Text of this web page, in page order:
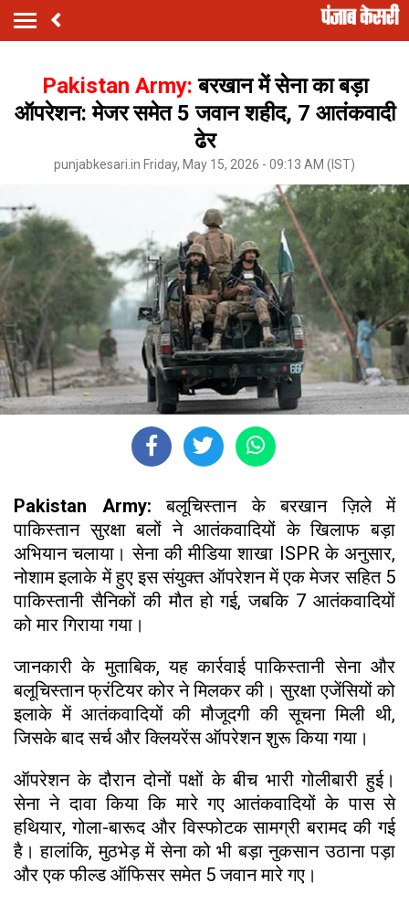
Pakistan Army:बरखान में सेना का बड़ा
ऑपरेशन: मेजर समेत 5 जवान शहीद, 7 आतंकवादी
ढेर
punjabkesari.in Friday, May 15, 2026 - 09:13 AM (IST)
Pakistan Army: बलूचिस्तान के बरखान ज़िले में
पाकिस्तान सुरक्षा बलों ने आतंकवादियों के खिलाफ बड़ा
अभियान चलाया। सेना की मीडिया शाखा ISPR के अनुसार,
नोशाम इलाके में हुए इस संयुक्त ऑपरेशन में एक मेजर सहित 5
पाकिस्तानी सैनिकों की मौत हो गई, जबकि 7 आतंकवादियों
को मार गिराया गया।
जानकारी के मुताबिक, यह कार्रवाई पाकिस्तानी सेना और
बलूचिस्तान फ्रंटियर कोर ने मिलकर की। सुरक्षा एजेंसियों को
इलाके में आतंकवादियों की मौजूदगी की सूचना मिली थी,
जिसके बाद सर्च और क्लियरेंस ऑपरेशन शुरू किया गया।
ऑपरेशन के दौरान दोनों पक्षों के बीच भारी गोलीबारी हुई।
सेना ने दावा किया कि मारे गए आतंकवादियों के पास से
हथियार, गोला-बारूद और विस्फोटक सामग्री बरामद की गई
है। हालांकि, मुठभेड़ में सेना को भी बड़ा नुकसान उठाना पड़ा
और एक फील्ड ऑफिसर समेत 5 जवान मारे गए।